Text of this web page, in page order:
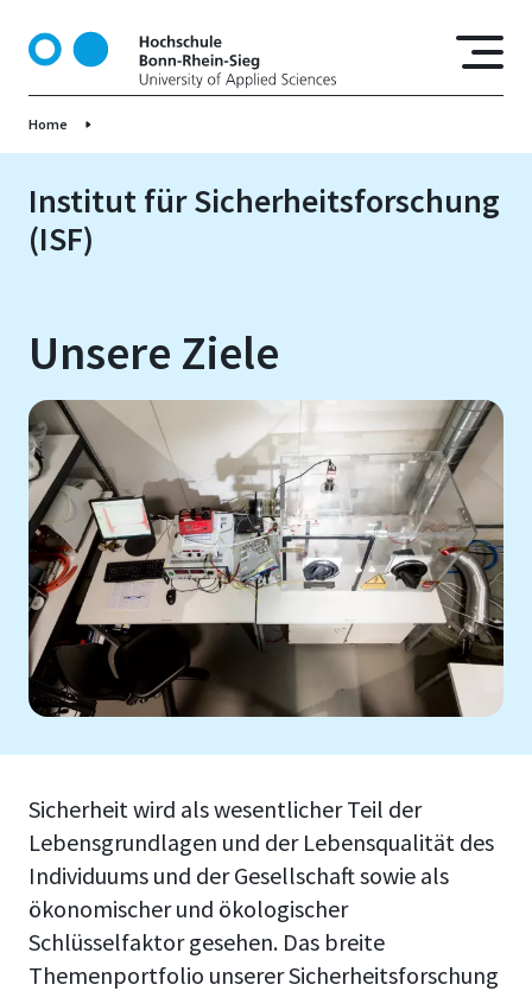
t
Home
Institut für Sicherheitsforschung
(ISF)
Unsere Ziele
Sicherheit wird als wesentlicher Teil der
Lebensgrundlagen und der Lebensqualität des
Individuums und der Gesellschaft sowie als
ökonomischer und ökologischer
Schlüsselfaktor gesehen. Das breite
Themenportfolio unserer Sicherheitsforschung